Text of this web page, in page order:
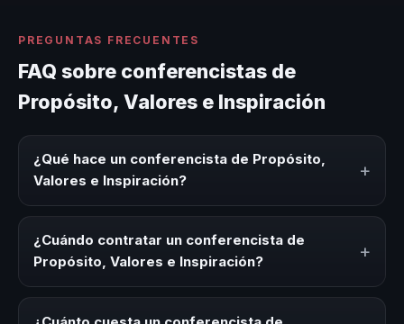
PREGUNTAS FRECUENTES
FAQ sobre conferencistas de
Propósito, Valores e Inspiración
¿Qué hace un conferencista de Propósito,
Valores e Inspiración?
+
un experto que comparte conocimiento, estrategias y
experiencias sobre este tema en eventos corporativos,
convenciones y seminarios. Su objetivo es generar
reflexión, inspiración y herramientas aplicables para la
¿Cuándo contratar un conferencista de
Propósito, Valores e Inspiración?
+
e Inspiración para kick-offs, convenciones anuales,